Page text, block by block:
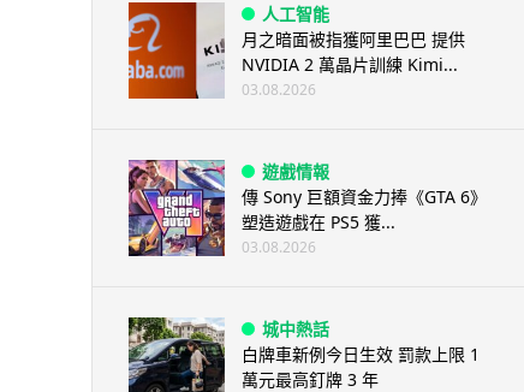
人工智能
月之暗面被指獲阿里巴巴 提供
NVIDIA 2 萬晶片訓練 Kimi...
03.08.2026
遊戲情報
傳 Sony 巨額資金力捧《GTA 6》
塑造遊戲在 PS5 獲...
03.08.2026
城中熱話
白牌車新例今日生效 罰款上限 1
萬元最高釘牌 3 年